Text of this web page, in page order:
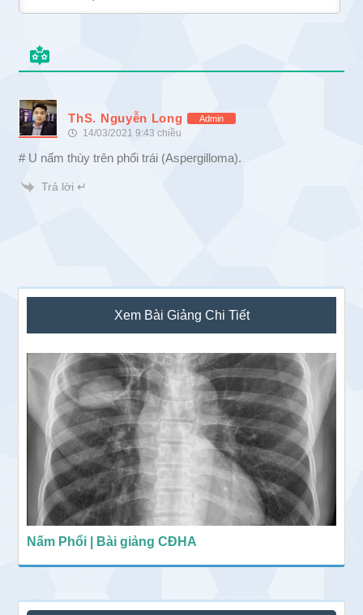
ThS. Nguyễn Long Admin
14/03/2021 9:43 chiều
# U nấm thùy trên phổi trái (Aspergilloma).
Trả lời ↵
Sidebar
chính
Xem Bài Giảng Chi Tiết
Nấm Phổi | Bài giảng CĐHA